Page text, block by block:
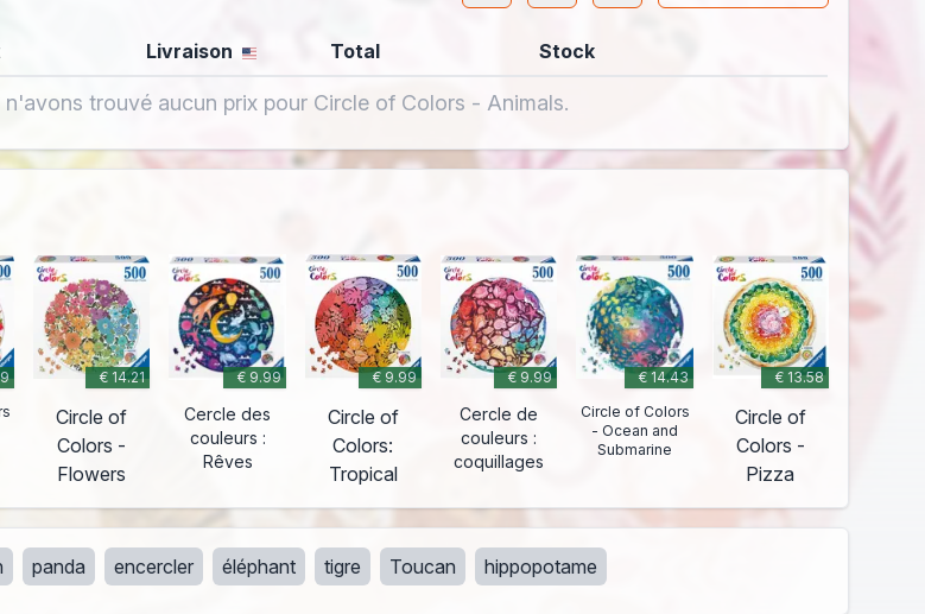
Livraison Total Stock
trouvé aucun prix pour Circle of Colors - Animals.
€ 14.21
Circle of
Colors -
Flowers
€ 9.99
Cercle des
couleurs :
Rêves
€ 9.99
Circle of
Colors:
Tropical
€ 9.99
Cercle de
couleurs :
coquillages
€ 14.43
Circle of Colors
- Ocean and
Submarine
€ 13.58
Circle of
Colors -
Pizza
panda encercler éléphant tigre Toucan hippopotame